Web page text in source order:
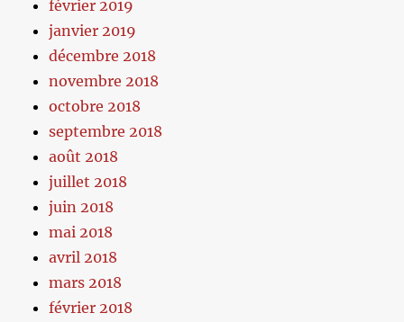
février 2019
janvier 2019
décembre 2018
novembre 2018
octobre 2018
septembre 2018
août 2018
juillet 2018
juin 2018
mai 2018
avril 2018
mars 2018
février 2018